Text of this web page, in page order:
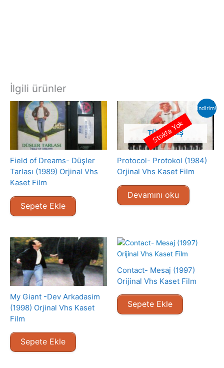
İlgili ürünler
Field of Dreams- Düşler
Tarlası (1989) Orjinal Vhs
Kaset Film
Sepete Ekle
indirim!
TÜKENMIŞ
Protocol- Protokol (1984)
Orjinal Vhs Kaset Film
Devamını oku
Stokta Yok
My Giant -Dev Arkadasim
(1998) Orjinal Vhs Kaset
Film
Sepete Ekle
Contact- Mesaj (1997)
Orijinal Vhs Kaset Film
Sepete Ekle